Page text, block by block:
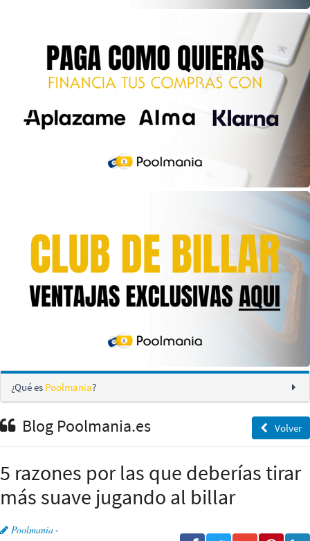
¿Qué es Poolmania?
Blog Poolmania.es Volver
5 razones por las que deberías tirar
más suave jugando al billar
Poolmania-